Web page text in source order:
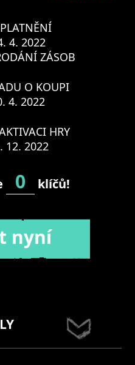
4. 2022
ZÁSOB
O KOUPI
4. 2022
HRY
12. 2022
0 klíčů!
nyní